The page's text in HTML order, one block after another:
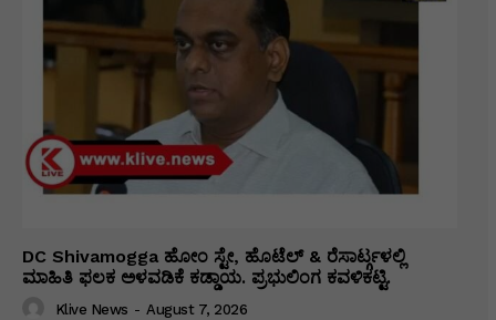
DC Shivamogga ಹೋಂ ಸ್ಟೇ, ಹೊಟೆಲ್ & ರೆಸಾರ್ಟ್ಗಳಲ್ಲಿ
ಮಾಹಿತಿ ಫಲಕ ಅಳವಡಿಕೆ ಕಡ್ಡಾಯ. ಪ್ರಭುಲಿಂಗ ಕವಳಿಕಟ್ಟಿ.
Klive News - August 7, 2026